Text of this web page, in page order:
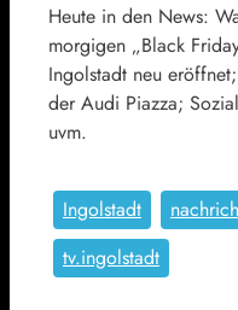
Heute in den News:
morgigen „Black
Ingolstadt neu
der Audi Piazza;
uvm.
Ingolstadt
tv.ingolstadt